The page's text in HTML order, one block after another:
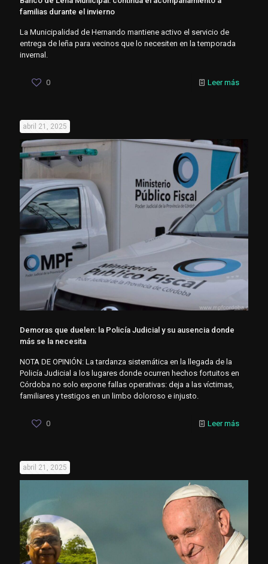
familias durante el invierno
La Municipalidad de Hernando mantiene activo el servicio de
entrega de leña para vecinos que lo necesiten en la temporada
invernal.
0 Leer más
abril 21, 2025
Demoras que duelen: la Policía Judicial y su ausencia donde
más se la necesita
NOTA DE OPINIÓN: La tardanza sistemática en la llegada de la
Policía Judicial a los lugares donde ocurren hechos fortuitos en
Córdoba no solo expone fallas operativas: deja a las víctimas,
familiares y testigos en un limbo doloroso e injusto.
0 Leer más
abril 21, 2025